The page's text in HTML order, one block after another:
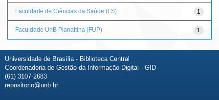
1
Faculdade de Ciências da Saúde (FS)
1
Faculdade UnB Planaltina (FUP)
Universidade de Brasília - Biblioteca Central
Coordenadoria de Gestão da Informação Digital - GID
(61) 3107-2683
repositorio@unb.br